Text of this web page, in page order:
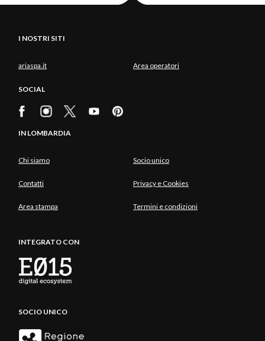
I NOSTRI SITI
ariaspa.it Area operatori
SOCIAL
IN LOMBARDIA
Chi siamo Socio unico
Contatti Privacy e Cookies
Area stampa Termini e condizioni
INTEGRATO CON
SOCIO UNICO